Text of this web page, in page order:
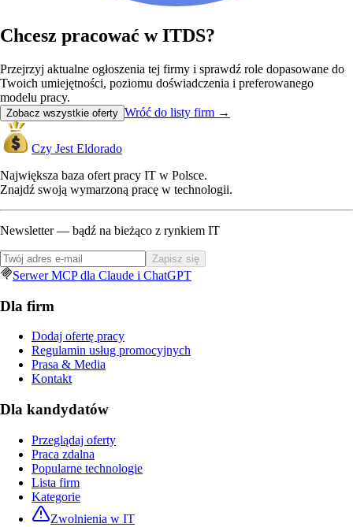
Chcesz pracować w ITDS?
Przejrzyj aktualne ogłoszenia tej firmy i sprawdź role dopasowane do
Twoich umiejętności, poziomu doświadczenia i preferowanego
modelu pracy.
Zobacz wszystkie oferty Wróć do listy firm →
Czy Jest Eldorado
Największa baza ofert pracy IT w Polsce.
Znajdź swoją wymarzoną pracę w technologii.
Newsletter — bądź na bieżąco z rynkiem IT
Zapisz się
Serwer MCP dla Claude i ChatGPT
Dla firm
Dodaj ofertę pracy
Regulamin usług promocyjnych
Prasa & Media
Kontakt
Dla kandydatów
Przeglądaj oferty
Praca zdalna
Popularne technologie
Lista firm
Kategorie
Zwolnienia w IT